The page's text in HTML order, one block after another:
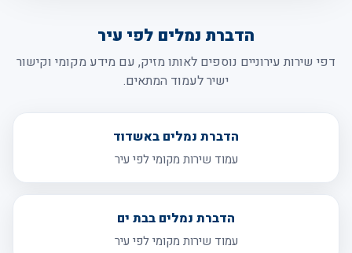
הדברת נמלים לפי עיר
דפי שירות עירוניים נוספים לאותו מזיק, עם מידע מקומי וקישור
ישיר לעמוד המתאים.
הדברת נמלים באשדוד
עמוד שירות מקומי לפי עיר
הדברת נמלים בבת ים
עמוד שירות מקומי לפי עיר